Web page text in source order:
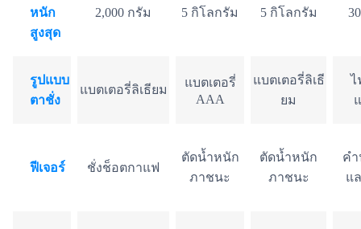
หนัก
สูงสุด
2,000 กรัม 5 กิโลกรัม 5 กิโลกรัม
รูปแบบ
ตาชั่ง
แบตเตอรี่ลิเธียม
แบตเตอรี่
AAA
แบตเตอรี่ลิเธี
ยม
ไ
ฟีเจอร์ ชั่งช็อตกาแฟ
ตัดน้ำหนัก
ภาชนะ
ตัดน้ำหนัก
ภาชนะ
ค
แ